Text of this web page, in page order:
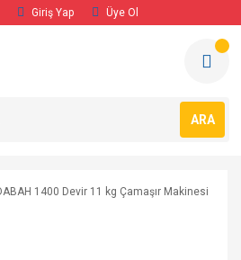
Giriş Yap Üye Ol
ARA